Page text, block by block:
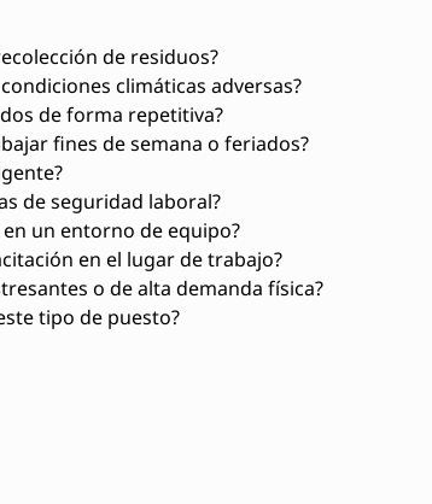
de residuos?
climáticas adversas?
de forma repetitiva?
fines de semana o feriados?
de seguridad laboral?
un entorno de equipo?
en el lugar de trabajo?
o de alta demanda física?
tipo de puesto?